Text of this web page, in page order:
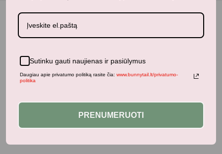
Panašūs produktai
Sutinku gauti naujienas ir pasiūlymus
Daugiau apie privatumo politiką rasite čia: www.bunnytail.lt/privatumo-
politika
PRENUMERUOTI